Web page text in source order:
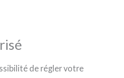
de régler votre